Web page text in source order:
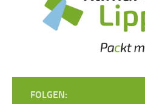
FOLGEN: